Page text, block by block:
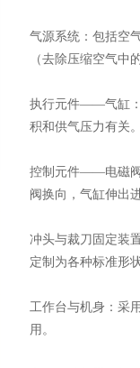
气源系统：包括空
（去除压缩空气中
执行元件——气缸：
积和供气压力有关
控制元件——电磁阀
阀换向，气缸伸出
冲头与裁刀固定装
定制为各种标准形
工作台与机身：采
用。